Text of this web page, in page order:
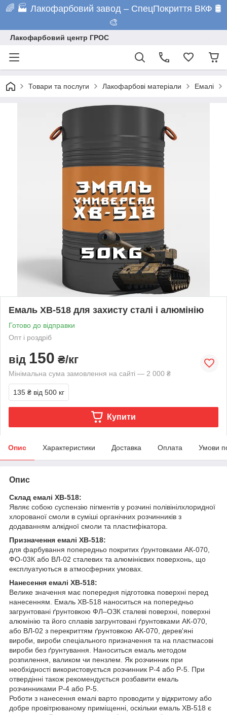
🌈 🏭 Лакофарбовий завод – СпецПокриття ВКФ 🛢️
🎨
Лакофарбовий центр ГРОС
Товари та послуги Лакофарбові матеріали Емалі
Емаль ХВ-518 для захисту сталі і алюмінію
Готово до відправки
Опт і роздріб
від 150 ₴/кг
Мінімальна сума замовлення на сайті — 2 000 ₴
135 ₴ від 500 кг
Купити
Опис Характеристики Доставка Оплата Умови
Опис
Склад емалі ХВ-518:
Являє собою суспензію пігментів у розчині полівінілхлоридної
хлорованої смоли в суміші органічних розчинників з
додаванням алкідної смоли та пластифікатора.
Призначення емалі ХВ-518:
для фарбування попередньо покритих ґрунтовками АК-070,
ФО-03К або ВЛ-02 сталевих та алюмінієвих поверхонь, що
експлуатуються в атмосферних умовах.
Нанесення емалі ХВ-518:
Велике значення має попередня підготовка поверхні перед
нанесенням. Емаль ХВ-518 наноситься на попередньо
загрунтовані ґрунтовкою ФЛ–ОЗК сталеві поверхні, поверхні
алюмінію та його сплавів загрунтовані ґрунтовками АК-070,
або ВЛ-02 з перекриттям ґрунтовкою АК-070, дерев'яні
вироби, вироби спеціального призначення та на пластмасові
вироби без ґрунтування. Наноситься емаль методом
розпилення, валиком чи пензлем. Як розчинник при
необхідності використовується розчинник Р-4 або Р-5. При
отвердінні також рекомендується розбавити емаль
розчинниками Р-4 або Р-5.
Роботи з нанесення емалі варто проводити у відкритому або
добре провітрюваному приміщенні, оскільки емаль ХВ-518 є